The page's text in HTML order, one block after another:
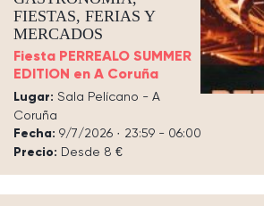
FIESTAS, FERIAS Y
MERCADOS
Fiesta PERREALO SUMMER
EDITION en A Coruña
Lugar: Sala Pelícano - A
Coruña
Fecha: 9/7/2026 · 23:59 - 06:00
Precio: Desde 8 €